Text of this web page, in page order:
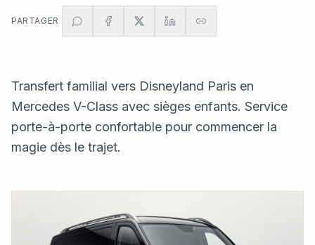
PARTAGER
Transfert familial vers Disneyland Paris en
Mercedes V-Class avec sièges enfants. Service
porte-à-porte confortable pour commencer la
magie dès le trajet.